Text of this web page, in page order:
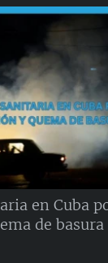
en Cuba
de basura